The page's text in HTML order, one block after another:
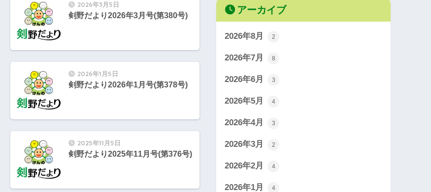
2026年3月5日
剣野だより2026年3月号(第380号)
2026年1月5日
剣野だより2026年1月号(第378号)
2025年11月5日
剣野だより2025年11月号(第376号)
アーカイブ
2026年8月 2
2026年7月 8
2026年6月 3
2026年5月 4
2026年4月 3
2026年3月 2
2026年2月 4
2026年1月 4